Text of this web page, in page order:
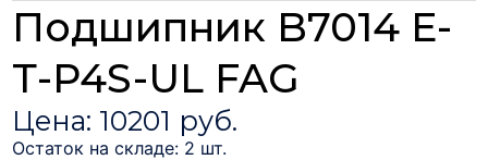
Подшипник B7014 Е-
Т-P4S-UL FAG
Цена: 10201 руб.
Остаток на складе: 2 шт.